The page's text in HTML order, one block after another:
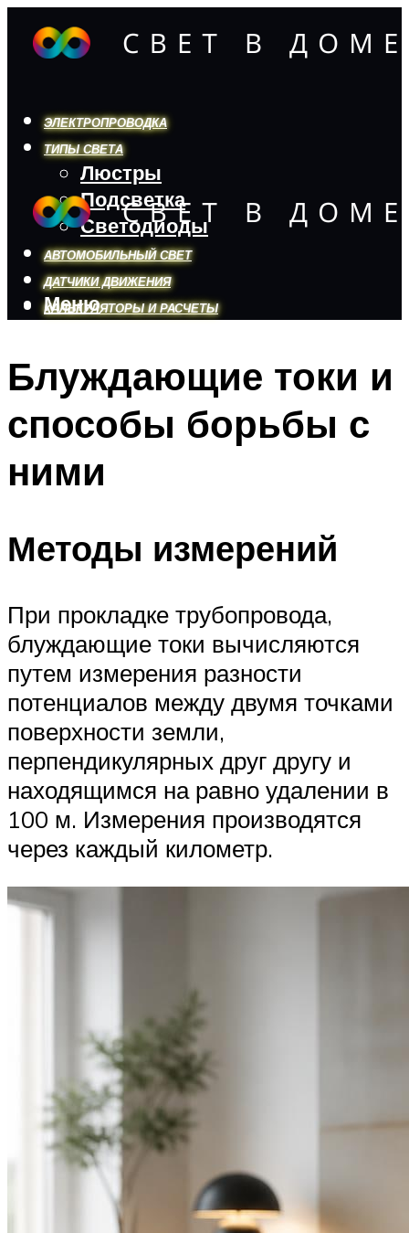
ЭЛЕКТРОПРОВОДКА
ТИПЫ СВЕТА
Люстры
Подсветка
Светодиоды
АВТОМОБИЛЬНЫЙ СВЕТ
ДАТЧИКИ ДВИЖЕНИЯ
КАЛЬКУЛЯТОРЫ И РАСЧЕТЫ
Меню
Меню
Блуждающие токи и
способы борьбы с
ними
Методы измерений
При прокладке трубопровода,
блуждающие токи вычисляются
путем измерения разности
потенциалов между двумя точками
поверхности земли,
перпендикулярных друг другу и
находящимся на равно удалении в
100 м. Измерения производятся
через каждый километр.